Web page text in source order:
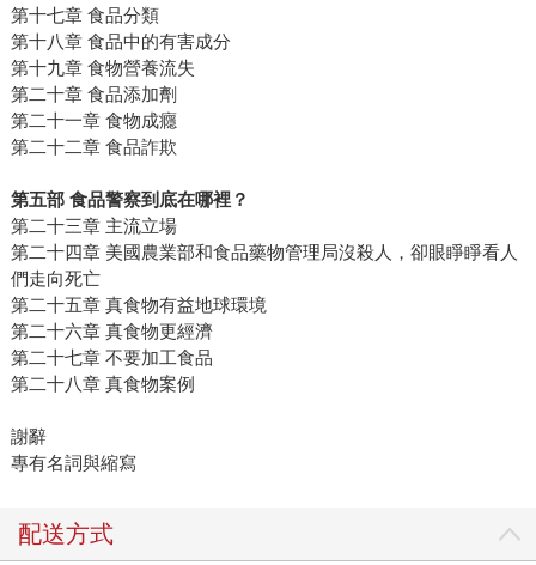
第十七章 食品分類
第十八章 食品中的有害成分
第十九章 食物營養流失
第二十章 食品添加劑
第二十一章 食物成癮
第二十二章 食品詐欺
第五部 食品警察到底在哪裡？
第二十三章 主流立場
第二十四章 美國農業部和食品藥物管理局沒殺人，卻眼睜睜看人
們走向死亡
第二十五章 真食物有益地球環境
第二十六章 真食物更經濟
第二十七章 不要加工食品
第二十八章 真食物案例
謝辭
專有名詞與縮寫
配送方式